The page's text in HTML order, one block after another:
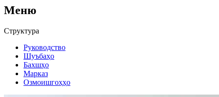
Меню
Структура
Руководство
Шуъбаҳо
Бахшҳо
Марказ
Озмоишгоҳҳо